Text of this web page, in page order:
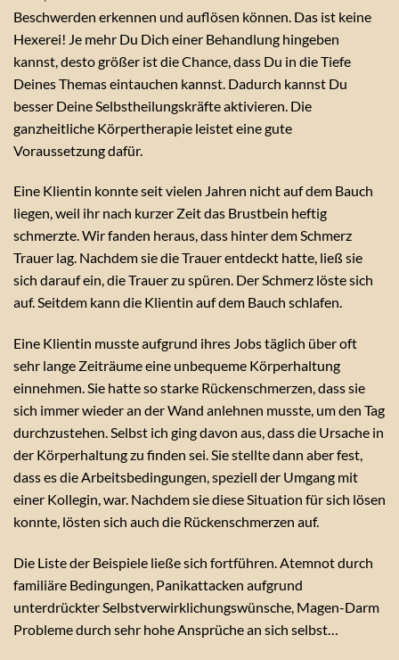
Beschwerden erkennen und auflösen können. Das ist keine
Hexerei! Je mehr Du Dich einer Behandlung hingeben
kannst, desto größer ist die Chance, dass Du in die Tiefe
Deines Themas eintauchen kannst. Dadurch kannst Du
besser Deine Selbstheilungskräfte aktivieren. Die
ganzheitliche Körpertherapie leistet eine gute
Voraussetzung dafür.
Eine Klientin konnte seit vielen Jahren nicht auf dem Bauch
liegen, weil ihr nach kurzer Zeit das Brustbein heftig
schmerzte. Wir fanden heraus, dass hinter dem Schmerz
Trauer lag. Nachdem sie die Trauer entdeckt hatte, ließ sie
sich darauf ein, die Trauer zu spüren. Der Schmerz löste sich
auf. Seitdem kann die Klientin auf dem Bauch schlafen.
Eine Klientin musste aufgrund ihres Jobs täglich über oft
sehr lange Zeiträume eine unbequeme Körperhaltung
einnehmen. Sie hatte so starke Rückenschmerzen, dass sie
sich immer wieder an der Wand anlehnen musste, um den Tag
durchzustehen. Selbst ich ging davon aus, dass die Ursache in
der Körperhaltung zu finden sei. Sie stellte dann aber fest,
dass es die Arbeitsbedingungen, speziell der Umgang mit
einer Kollegin, war. Nachdem sie diese Situation für sich lösen
konnte, lösten sich auch die Rückenschmerzen auf.
Die Liste der Beispiele ließe sich fortführen. Atemnot durch
familiäre Bedingungen, Panikattacken aufgrund
unterdrückter Selbstverwirklichungswünsche, Magen-Darm
Probleme durch sehr hohe Ansprüche an sich selbst…